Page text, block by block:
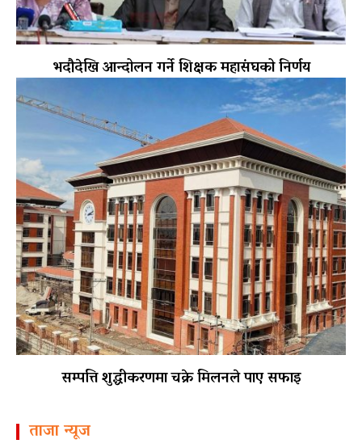
भदौदेखि आन्दोलन गर्ने शिक्षक महासंघको निर्णय
सम्पत्ति शुद्धीकरणमा चक्रे मिलनले पाए सफाइ
ताजा न्यूज